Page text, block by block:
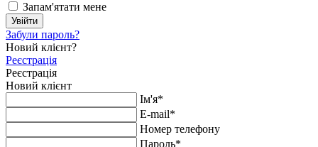
Запам'ятати мене
Увійти
Забули пароль?
Новий клієнт?
Реєстрація
Реєстрація
Новий клієнт
Ім'я*
E-mail*
Номер телефону
Пароль*